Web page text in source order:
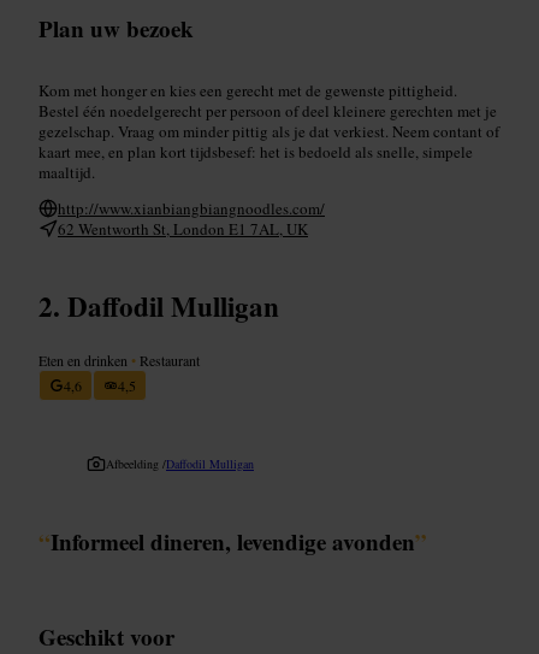
Plan uw bezoek
Kom met honger en kies een gerecht met de gewenste pittigheid.
Bestel één noedelgerecht per persoon of deel kleinere gerechten met je
gezelschap. Vraag om minder pittig als je dat verkiest. Neem contant of
kaart mee, en plan kort tijdsbesef: het is bedoeld als snelle, simpele
maaltijd.
http://www.xianbiangbiangnoodles.com/
62 Wentworth St, London E1 7AL, UK
Daffodil Mulligan
Eten en drinken • Restaurant
4,6
4,5
Afbeelding /Daffodil Mulligan
“Informeel dineren, levendige avonden”
Geschikt voor